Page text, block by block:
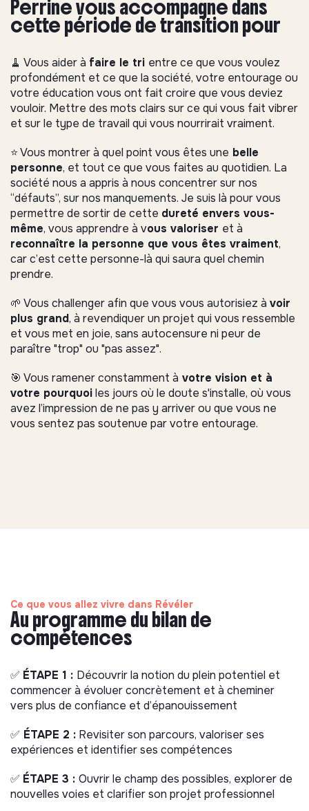
Perrine vous accompagne dans
cette période de transition pour
🧹 Vous aider à faire le tri entre ce que vous voulez
profondément et ce que la société, votre entourage ou
votre éducation vous ont fait croire que vous deviez
vouloir. Mettre des mots clairs sur ce qui vous fait vibrer
et sur le type de travail qui vous nourrirait vraiment.
⭐️ Vous montrer à quel point vous êtes une belle
personne, et tout ce que vous faites au quotidien. La
société nous a appris à nous concentrer sur nos
“défauts”, sur nos manquements. Je suis là pour vous
permettre de sortir de cette dureté envers vous-
même, vous apprendre à vous valoriser et à
reconnaître la personne que vous êtes vraiment,
car c’est cette personne-là qui saura quel chemin
prendre.
🌱 Vous challenger afin que vous vous autorisiez à voir
plus grand, à revendiquer un projet qui vous ressemble
et vous met en joie, sans autocensure ni peur de
paraître "trop" ou "pas assez".
🎯 Vous ramener constamment à votre vision et à
votre pourquoiles jours où le doute s'installe, où vous
avez l’impression de ne pas y arriver ou que vous ne
vous sentez pas soutenue par votre entourage.
Ce que vous allez vivre dans Révéler
Au programme du bilan de
compétences
✅ ÉTAPE 1 : Découvrir la notion du plein potentiel et
commencer à évoluer concrètement et à cheminer
vers plus de confiance et d’épanouissement
✅ ÉTAPE 2 : Revisiter son parcours, valoriser ses
expériences et identifier ses compétences
✅ ÉTAPE 3 : Ouvrir le champ des possibles, explorer de
nouvelles voies et clarifier son projet professionnel